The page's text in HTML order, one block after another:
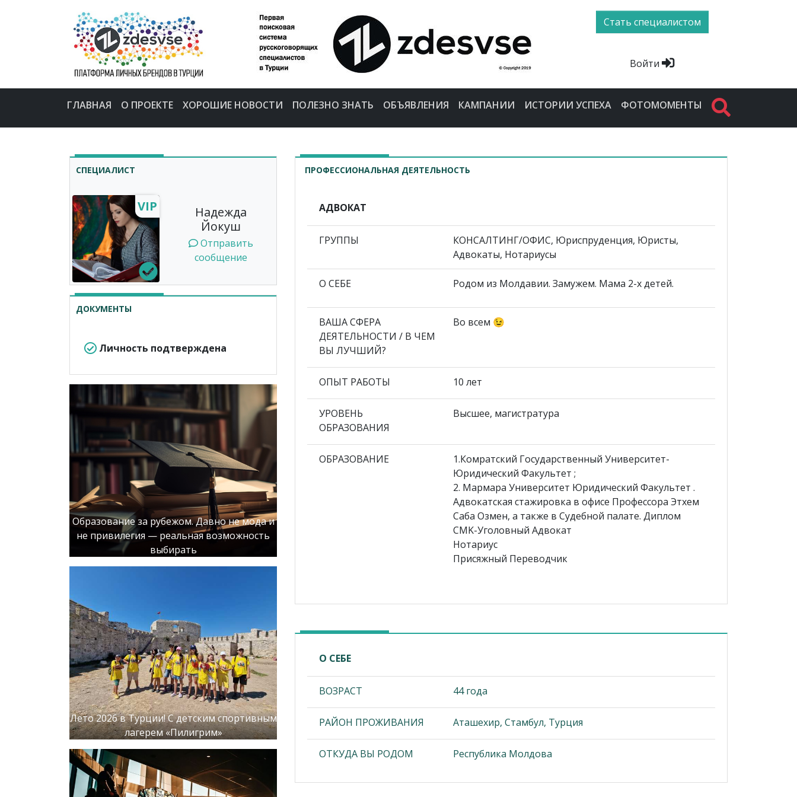
Стать специалистом
Войти
ГЛАВНАЯ О ПРОЕКТЕ ХОРОШИЕ НОВОСТИ ПОЛЕЗНО ЗНАТЬ ОБЪЯВЛЕНИЯ КАМПАНИИ ИСТОРИИ УСПЕХА ФОТОМОМЕНТЫ
СПЕЦИАЛИСТ
VIP
Надежда
Йокуш
Отправить
сообщение
ДОКУМЕНТЫ
Личность подтверждена
Образование за рубежом. Давно не мода и
не привилегия — реальная возможность
выбирать
Лето 2026 в Турции! С детским спортивным
лагерем «Пилигрим»
ПРОФЕССИОНАЛЬНАЯ ДЕЯТЕЛЬНОСТЬ
АДВОКАТ
ГРУППЫ
КОНСАЛТИНГ/ОФИС, Юриспруденция, Юристы,
Адвокаты, Нотариусы
О СЕБЕ Родом из Молдавии. Замужем. Мама 2-х детей.
ВАША СФЕРА
ДЕЯТЕЛЬНОСТИ / В ЧЕМ
ВЫ ЛУЧШИЙ?
Во всем 😉
ОПЫТ РАБОТЫ 10 лет
УРОВЕНЬ
ОБРАЗОВАНИЯ
Высшее, магистратура
ОБРАЗОВАНИЕ
1.Комратский Государственный Университет-
Юридический Факультет ;
2. Мармара Университет Юридический Факультет .
Адвокатская стажировка в офисе Профессора Этхем
Саба Озмен, а также в Судебной палате. Диплом
СMK-Уголовный Адвокат
Нотариус
Присяжный Переводчик
О СЕБЕ
ВОЗРАСТ 44 года
РАЙОН ПРОЖИВАНИЯ Аташехир, Стамбул, Турция
ОТКУДА ВЫ РОДОМ Республика Молдова